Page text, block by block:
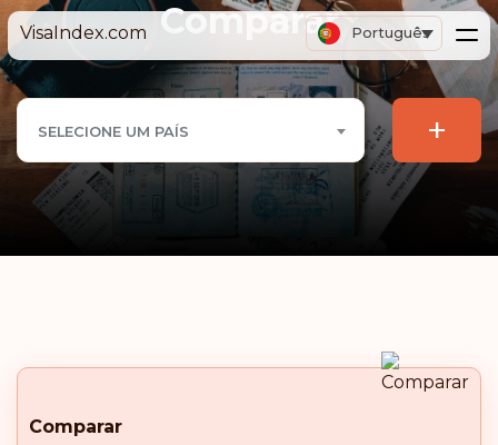
VisaIndex.com Português
Comparar
SELECIONE UM PAÍS +
Comparar